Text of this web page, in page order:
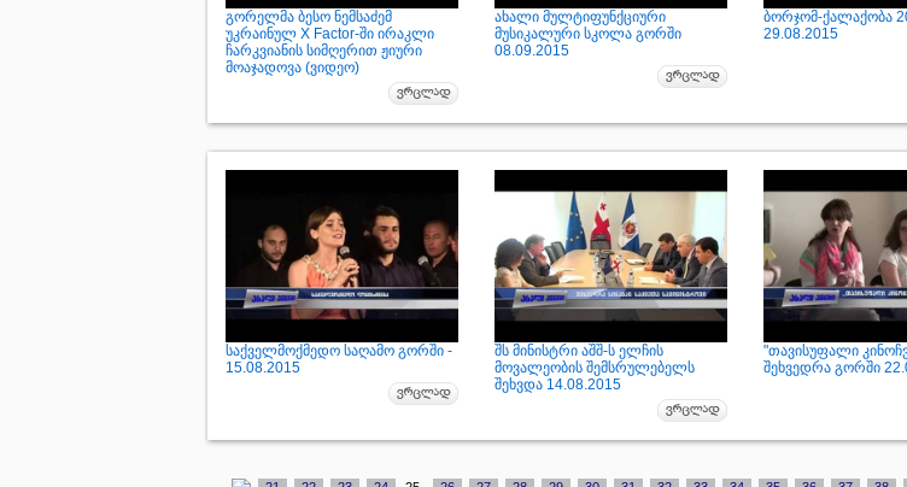
გორელმა ბესო ნემსაძემ
უკრაინულ X Factor-ში ირაკლი
ჩარკვიანის სიმღერით ჟიური
მოაჯადოვა (ვიდეო)
ახალი მულტიფუნქციური
მუსიკალური სკოლა გორში
08.09.2015
ბორჯომ-ქალაქობა
29.08.2015
საქველმოქმედო საღამო გორში -
15.08.2015
შს მინისტრი აშშ-ს ელჩის
მოვალეობის შემსრულებელს
შეხვდა 14.08.2015
"თავისუფალი
შეხვედრა გორში